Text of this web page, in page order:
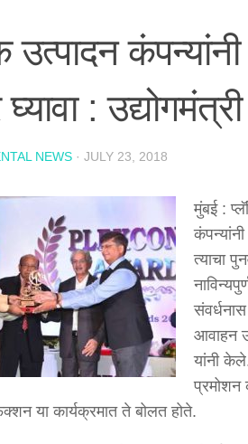
उत्पादन कंपन्यांनी
:
NEWS · JULY 23, 2018
मुंबई :
त्याचा
आवाहन
यांनी
प्रमोशन
या कार्यक्रमात ते बोलत होते.